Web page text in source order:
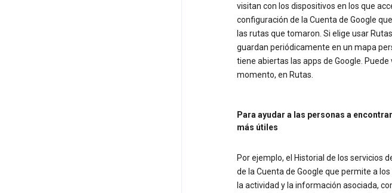
visitan con los dispositivos en los que
configuración de la Cuenta de Google
las rutas que tomaron. Si elige usar
guardan periódicamente en un mapa
tiene abiertas las apps de Google.
momento, en Rutas.
Para ayudar a las personas a
más útiles
Por ejemplo, el Historial de los servicios
de la Cuenta de Google que permite a
la actividad y la información asociada,